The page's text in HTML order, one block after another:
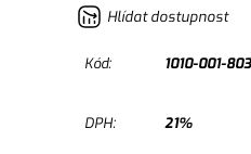
Hlídat dostupnost
Kód: 1010-001-
DPH:
21%